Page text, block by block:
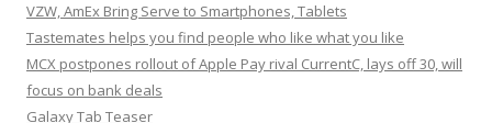
VZW, AmEx Bring Serve to Smartphones, Tablets
Tastemates helps you find people who like what you like
MCX postpones rollout of Apple Pay rival CurrentC, lays off 30, will
focus on bank deals
Galaxy Tab Teaser